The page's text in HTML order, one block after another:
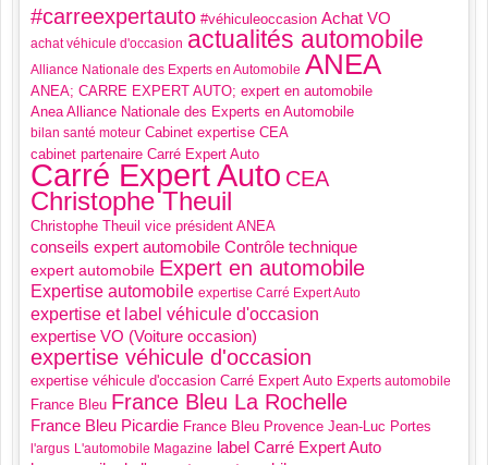
#carreexpertauto #véhiculeoccasion Achat VO
achat véhicule d'occasion actualités automobile
Alliance Nationale des Experts en Automobile ANEA
ANEA; CARRE EXPERT AUTO; expert en automobile
Anea Alliance Nationale des Experts en Automobile
bilan santé moteur Cabinet expertise CEA
cabinet partenaire Carré Expert Auto
Carré Expert Auto CEA
Christophe Theuil
Christophe Theuil vice président ANEA
conseils expert automobile Contrôle technique
expert automobile Expert en automobile
Expertise automobile expertise Carré Expert Auto
expertise et label véhicule d'occasion
expertise VO (Voiture occasion)
expertise véhicule d'occasion
expertise véhicule d'occasion Carré Expert Auto Experts automobile
France Bleu France Bleu La Rochelle
France Bleu Picardie France Bleu Provence Jean-Luc Portes
l'argus L'automobile Magazine label Carré Expert Auto